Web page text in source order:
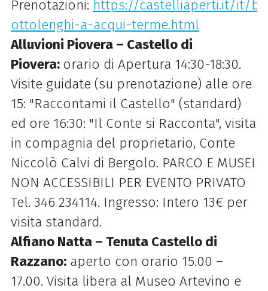
Prenotazioni: https://castelliaperti.it/it/
ottolenghi-a-acqui-terme.html
Alluvioni Piovera – Castello di
Piovera: orario di Apertura 14:30-18:30.
Visite guidate (su prenotazione) alle ore
15: "Raccontami il Castello" (standard)
ed ore 16:30: "Il Conte si Racconta", visita
in compagnia del proprietario, Conte
Niccolò Calvi di Bergolo. PARCO E MUSEI
NON ACCESSIBILI PER EVENTO PRIVATO
Tel. 346 234114. Ingresso: Intero 13€ per
visita standard.
Alfiano Natta – Tenuta Castello di
Razzano:aperto con orario 15.00 –
17.00. Visita libera al Museo Artevino e